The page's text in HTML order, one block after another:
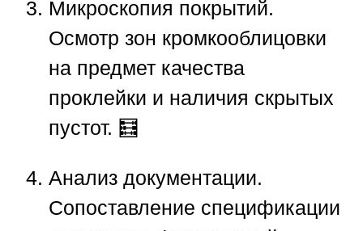
Микроскопия покрытий.
Осмотр зон кромкооблицовки
на предмет качества
проклейки и наличия скрытых
пустот. 🧮
Анализ документации.
Сопоставление спецификации